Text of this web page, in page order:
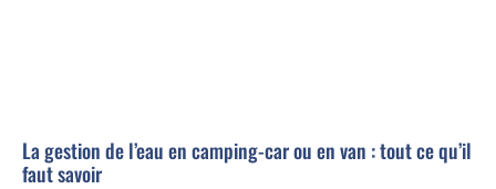
La gestion de l’eau en camping-car ou en van : tout ce qu’il
faut savoir